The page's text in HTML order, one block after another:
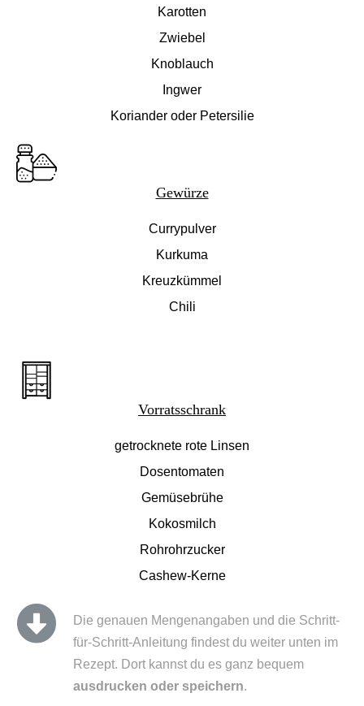
Karotten
Zwiebel
Knoblauch
Ingwer
Koriander oder Petersilie
Gewürze
Currypulver
Kurkuma
Kreuzkümmel
Chili
Vorratsschrank
getrocknete rote Linsen
Dosentomaten
Gemüsebrühe
Kokosmilch
Rohrohrzucker
Cashew-Kerne
Die genauen Mengenangaben und die Schritt-
für-Schritt-Anleitung findest du weiter unten im
Rezept. Dort kannst du es ganz bequem
ausdrucken oder speichern.